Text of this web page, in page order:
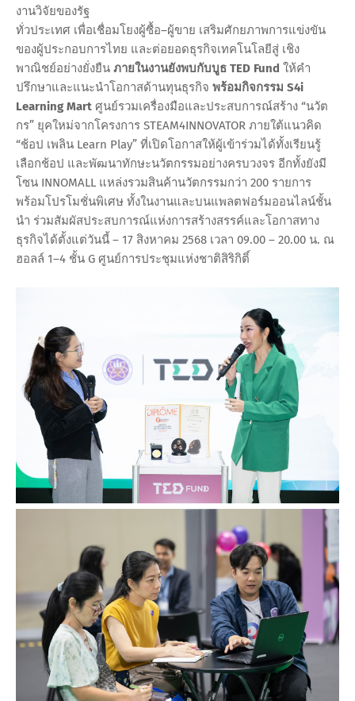
งานวิจัยของรัฐ
ทั่วประเทศ เพื่อเชื่อมโยงผู้ซื้อ–ผู้ขาย เสริมศักยภาพการแข่งขัน
ของผู้ประกอบการไทย และต่อยอดธุรกิจเทคโนโลยีสู่ เชิง
พาณิชย์อย่างยั่งยืน ภายในงานยังพบกับบูธ TED Fund ให้คำ
ปรึกษาและแนะนำโอกาสด้านทุนธุรกิจ พร้อมกิจกรรม S4i
Learning Mart ศูนย์รวมเครื่องมือและประสบการณ์สร้าง “นวัต
กร” ยุคใหม่จากโครงการ STEAM4INNOVATOR ภายใต้แนวคิด
“ช้อป เพลิน Learn Play” ที่เปิดโอกาสให้ผู้เข้าร่วมได้ทั้งเรียนรู้
เลือกช้อป และพัฒนาทักษะนวัตกรรมอย่างครบวงจร อีกทั้งยังมี
โซน INNOMALL แหล่งรวมสินค้านวัตกรรมกว่า 200 รายการ
พร้อมโปรโมชั่นพิเศษ ทั้งในงานและบนแพลตฟอร์มออนไลน์ชั้น
นำ ร่วมสัมผัสประสบการณ์แห่งการสร้างสรรค์และโอกาสทาง
ธุรกิจได้ตั้งแต่วันนี้ – 17 สิงหาคม 2568 เวลา 09.00 – 20.00 น. ณ
ฮอลล์ 1–4 ชั้น G ศูนย์การประชุมแห่งชาติสิริกิติ์